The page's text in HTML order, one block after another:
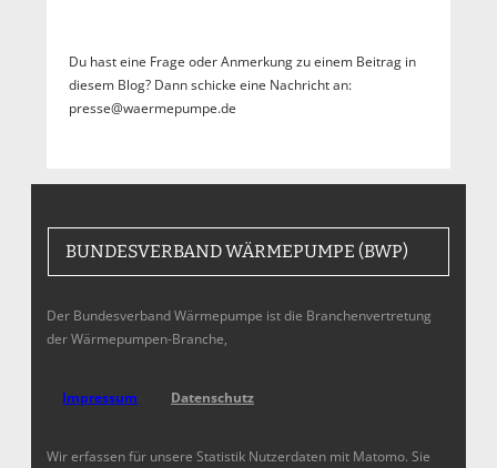
Du hast eine Frage oder Anmerkung zu einem Beitrag in
diesem Blog? Dann schicke eine Nachricht an:
presse@waermepumpe.de
BUNDESVERBAND WÄRMEPUMPE (BWP)
Der Bundesverband Wärmepumpe ist die Branchenvertretung
der Wärmepumpen-Branche,
Impressum Datenschutz
Wir erfassen für unsere Statistik Nutzerdaten mit Matomo. Sie